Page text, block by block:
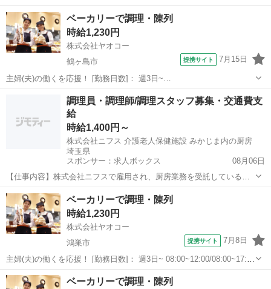
■SUBWAY 草加ヴァリエ店 埼玉県草加市高砂2-5-25 草加ヴァリエ
1 1階 ■アルバイト、パート ■履歴書不要、主婦・主夫歓迎、フリー
ター歓迎、...
埼玉 草加市
ベーカリーで調理・陳列
時給1,230円
株式会社ヤオコー
鶴ヶ島市
提携サイト 7月15日
主婦(夫)の働くを応援！ [勤務日数]： 週3日~
08:00~17:00/08:00~12:00/13:00~17:00 [勤務地・最寄駅]： 埼玉県鶴ヶ
島市大字鶴ヶ丘340番地1 ヤオコー 鶴ヶ島店 ＜株式会社ヤオ...
鶴ヶ島市 パン
調理員・調理師/調理スタッフ募集・交通費支
給
時給1,400円～
株式会社ニフス 介護老人保健施設 みかじま内の厨房
埼玉県
スポンサー：求人ボックス
08月06日
【仕事内容】株式会社ニフスで雇用され、厨房業務を受託している施
設で就業していただきます。 下記のお仕事をお任せします。 調理(10
食～20食) ・栄養士の立てた献立に沿っての調理 ・盛付け ・配膳、下
膳 ・食器の洗浄 ・厨房の清掃...
アルバイト・パート
ベーカリーで調理・陳列
時給1,230円
株式会社ヤオコー
鴻巣市
提携サイト 7月8日
主婦(夫)の働くを応援！ [勤務日数]： 週3日~ 08:00~12:00/08:00~17:00
[勤務地・最寄駅]： 埼玉県鴻巣市逆川2丁目216 ヤオコー 鴻巣逆川
店 ＜株式会社ヤオコー＞ 鴻巣駅徒歩10分 [...
埼玉 鴻巣市
ベーカリーで調理・陳列